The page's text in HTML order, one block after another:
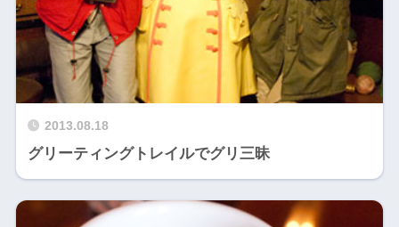
2013.08.18
グリーティングトレイルでグリ三昧